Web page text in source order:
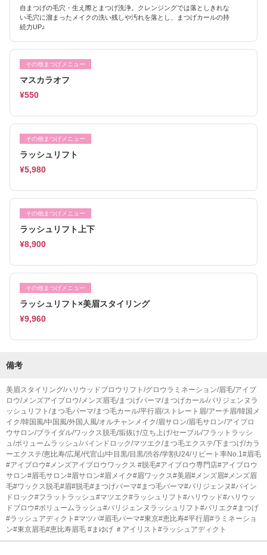
自まつげの毛穴・生え際とまつげ洗浄。クレンジングでは落としきれな
い毛穴に溜まったメイクの洗い残しや汚れを落とし、まつげカールの持
続力UP♪
その他まつげメニュー
マスカラオフ
¥550
その他まつげメニュー
ラッシュリフト
¥5,980
その他まつげメニュー
ラッシュリフト上下
¥8,900
その他まつげメニュー
ラッシュリフト×美眉スタイリング
¥9,960
備考
美眉スタイリング/ハリウッドブロウリフト/グロウラミネーション/眉毛/アイブ
ロウ/メンズアイブロウ/メンズ眉毛/まつげパーマ/まつげカール/パリジェンヌラ
ッシュリフト/まつ毛パーマ/まつ毛カール/平行眉/ストレート眉/アーチ眉/韓国メ
イク/韓国風/中国風/外国人風/オルチャンメイク/眉サロン/眉毛サロン/アイブロ
ウサロン/ブライダル/ワックス脱毛/垢抜け/立ち上げ/セーブル/フラットラッシ
ュ/ボリュームラッシュ/バインドロック/マツエク/まつ毛エクステ/下まつげ/カラ
ーエクステ/恵比寿/広尾/代官山/中目黒/目黒/渋谷/学割U24/リピート率No.1#眉毛
#アイブロウ#メンズアイブロウワックス #脱毛#アイブロウ専門店#アイブロウ
サロン#眉毛サロン#眉サロン#眉メイク#眉ワックス#美眉#メンズ眉#メンズ眉
毛#ワックス脱毛#眉#脱毛#まつげパーマ#まつ毛パーマ#パリジェンヌ#バイン
ドロック#フラットラッシュ#マツエク#ラッシュリフト#ハリウッド#ハリウッ
ドブロウ#ボリュームラッシュ#パリジェンヌラッシュリフト#パリエク#まつげ
#ラッシュアディクト#マツパ#眉毛パーマ#東京#恵比寿#平行眉#ラミネーショ
ン#東京眉毛#恵比寿眉毛 #まゆげ ＃アイリスト#ラッシュアディクト